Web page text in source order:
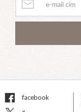
facebook